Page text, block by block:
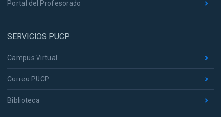
Portal del Profesorado
SERVICIOS PUCP
Campus Virtual
Correo PUCP
Biblioteca